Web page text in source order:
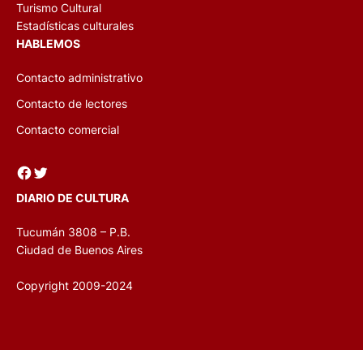
Turismo Cultural
Estadísticas culturales
HABLEMOS
Contacto administrativo
Contacto de lectores
Contacto comercial
Facebook Twitter
DIARIO DE CULTURA
Tucumán 3808 – P.B.
Ciudad de Buenos Aires
Copyright 2009-2024